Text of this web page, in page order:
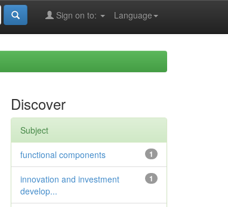
Language
Sign on to:
Discover
Subject
1
functional components
1
innovation and investment
develop...